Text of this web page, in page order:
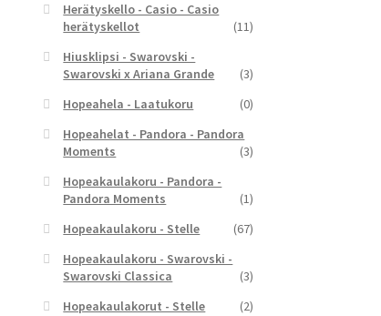
Herätyskello - Casio - Casio
herätyskellot
(11)
Hiusklipsi - Swarovski -
Swarovski x Ariana Grande
(3)
Hopeahela - Laatukoru
(0)
Hopeahelat - Pandora - Pandora
Moments
(3)
Hopeakaulakoru - Pandora -
Pandora Moments
(1)
Hopeakaulakoru - Stelle
(67)
Hopeakaulakoru - Swarovski -
Swarovski Classica
(3)
Hopeakaulakorut - Stelle
(2)